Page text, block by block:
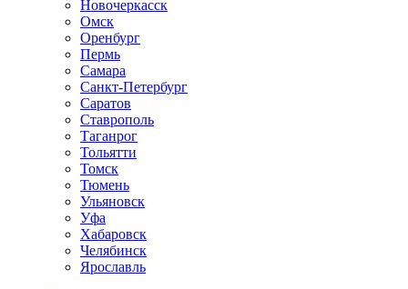
Новочеркаcск
Омск
Оренбург
Пермь
Самара
Санкт-Петербург
Саратов
Ставрополь
Таганрог
Тольятти
Томск
Тюмень
Ульяновск
Уфа
Хабаровск
Челябинск
Ярославль